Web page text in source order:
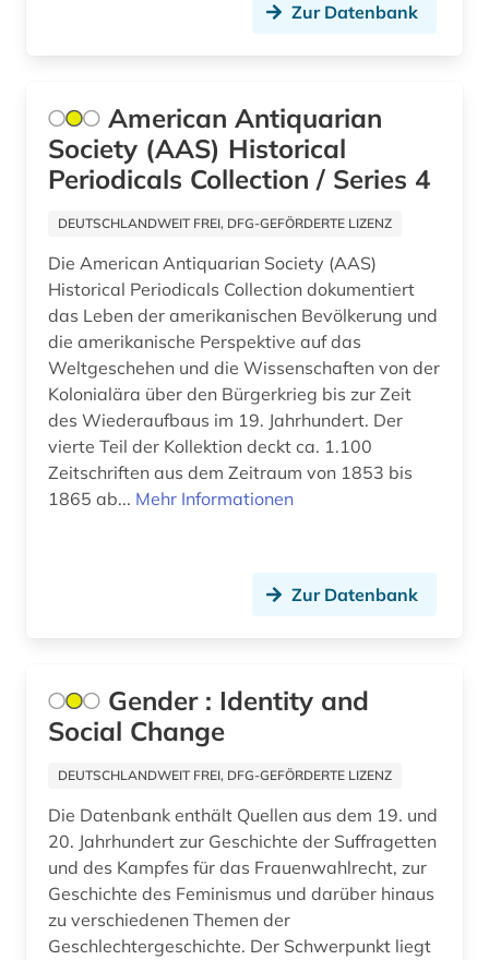
frühe neuzeit (2)
galloromanistik (2)
gedenktag (1)
genderforschung (1)
geografie (2)
geoinformatik (1)
germanistik (1)
geschichte (57)
geschichte 1691-1820 (1)
geschichte 1821-1837 (1)
geschichte 1853-1865 (2)
geschichte 1866-1877 (1)
geschichte 1919-1933 (1)
geschichte 1949-1999 (1)
Ostmitteleuropa (2)
Portugal (1)
Rheinland-Pfalz (1)
Rumänien (2)
Russland, Sowjetunion (16)
Saarland (1)
Sachsen (2)
Sachsen-Anhalt (2)
Schleswig-Holstein (1)
Schweden (1)
Slowakei (2)
Spanien (2)
Suedamerika (6)
Suedasien (1)
Suedostasien (3)
Suedosteuropa (2)
Thueringen (2)
Zur Datenbank
American Antiquarian
Society (AAS) Historical
Periodicals Collection / Series 4
DEUTSCHLANDWEIT FREI, DFG-GEFÖRDERTE LIZENZ
Die American Antiquarian Society (AAS)
Historical Periodicals Collection dokumentiert
das Leben der amerikanischen Bevölkerung und
die amerikanische Perspektive auf das
Weltgeschehen und die Wissenschaften von der
Kolonialära über den Bürgerkrieg bis zur Zeit
des Wiederaufbaus im 19. Jahrhundert. Der
vierte Teil der Kollektion deckt ca. 1.100
Zeitschriften aus dem Zeitraum von 1853 bis
1865 ab... Mehr Informationen
Zur Datenbank
Gender : Identity and
Social Change
DEUTSCHLANDWEIT FREI, DFG-GEFÖRDERTE LIZENZ
Die Datenbank enthält Quellen aus dem 19. und
20. Jahrhundert zur Geschichte der Suffragetten
und des Kampfes für das Frauenwahlrecht, zur
Geschichte des Feminismus und darüber hinaus
zu verschiedenen Themen der
Geschlechtergeschichte. Der Schwerpunkt liegt